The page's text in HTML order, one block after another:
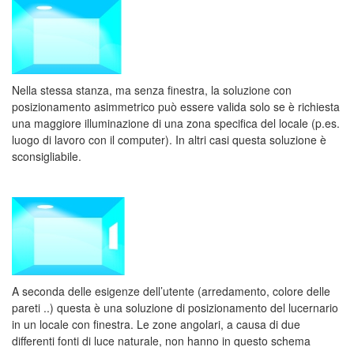
Nella stessa stanza, ma senza finestra, la soluzione con
posizionamento asimmetrico può essere valida solo se è richiesta
una maggiore illuminazione di una zona specifica del locale (p.es.
luogo di lavoro con il computer). In altri casi questa soluzione è
sconsigliabile.
A seconda delle esigenze dell’utente (arredamento, colore delle
pareti ..) questa è una soluzione di posizionamento del lucernario
in un locale con finestra. Le zone angolari, a causa di due
differenti fonti di luce naturale, non hanno in questo schema